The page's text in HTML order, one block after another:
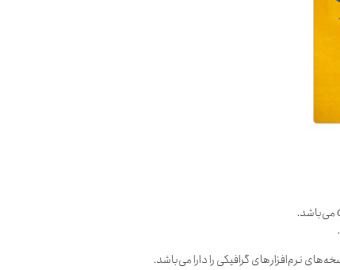
نرم‌افزارهای گرافیکی را دارا می‌باشد.